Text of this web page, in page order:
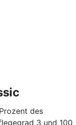
des
3 und 100